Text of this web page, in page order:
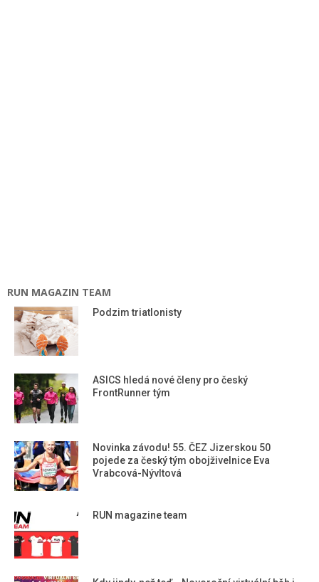
RUN MAGAZIN TEAM
Podzim triatlonisty
ASICS hledá nové členy pro český
FrontRunner tým
Novinka závodu! 55. ČEZ Jizerskou 50
pojede za český tým obojživelnice Eva
Vrabcová-Nývltová
RUN magazine team